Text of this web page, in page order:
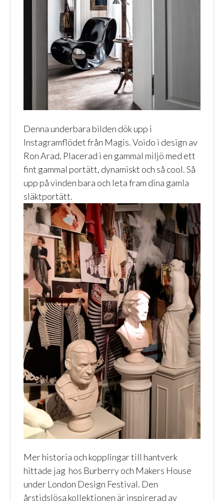
Denna underbara bilden dök upp i
Instagramflödet från Magis. Voido i design av
Ron Arad. Placerad i en gammal miljö med ett
fint gammal portätt, dynamiskt och så cool. Så
upp på vinden bara och leta fram dina gamla
släktportätt.
Mer historia och kopplingar till hantverk
hittade jag hos Burberry och Makers House
under London Design Festival. Den
årstidslösa kollektionen är inspirerad av